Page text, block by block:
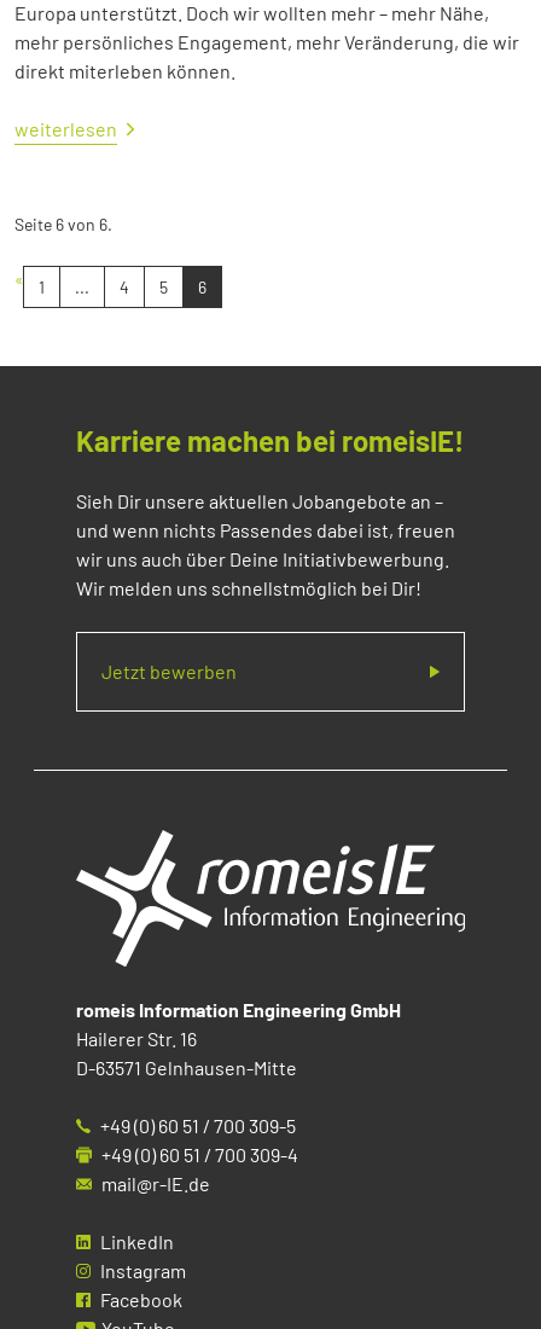
Europa unterstützt. Doch wir wollten mehr – mehr Nähe,
mehr persönliches Engagement, mehr Veränderung, die wir
direkt miterleben können.
weiterlesen
Seite 6 von 6.
« 1 ... 4 5 6
Karriere machen bei romeisIE!
Sieh Dir unsere aktuellen Jobangebote an –
und wenn nichts Passendes dabei ist, freuen
wir uns auch über Deine Initiativbewerbung.
Wir melden uns schnellstmöglich bei Dir!
Jetzt bewerben
romeis Information Engineering GmbH
Hailerer Str. 16
D-63571 Gelnhausen-Mitte
+49 (0) 60 51 / 700 309-5
+49 (0) 60 51 / 700 309-4
mail@r-IE.de
LinkedIn
Instagram
Facebook